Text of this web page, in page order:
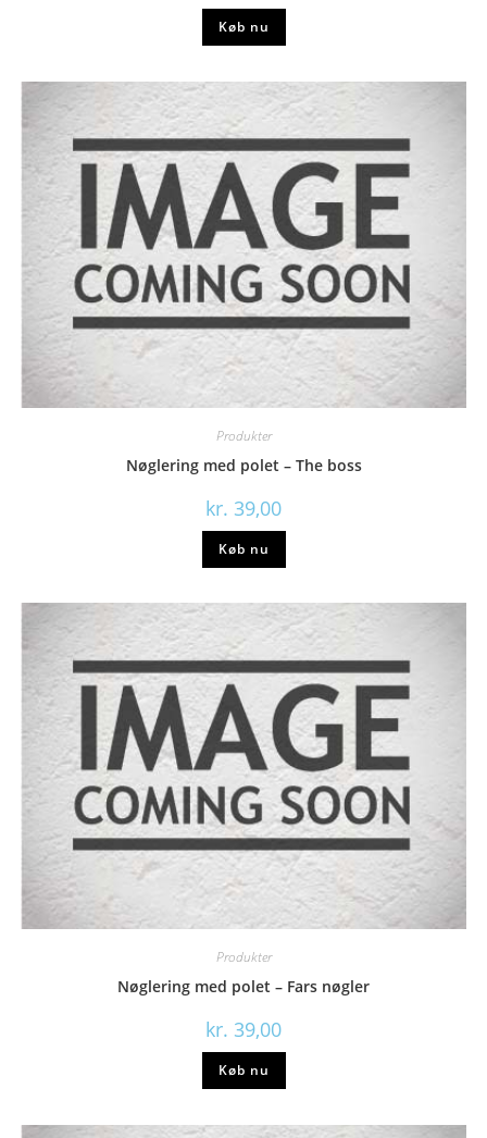
Køb nu
Produkter
Nøglering med polet – The boss
kr. 39,00
Køb nu
Produkter
Nøglering med polet – Fars nøgler
kr. 39,00
Køb nu